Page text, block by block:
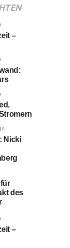
–
Nicki
des
–